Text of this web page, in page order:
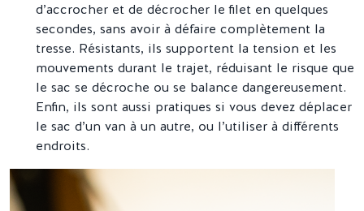
d’accrocher et de décrocher le filet en quelques
secondes, sans avoir à défaire complètement la
tresse. Résistants, ils supportent la tension et les
mouvements durant le trajet, réduisant le risque que
le sac se décroche ou se balance dangereusement.
Enfin, ils sont aussi pratiques si vous devez déplacer
le sac d’un van à un autre, ou l’utiliser à différents
endroits.